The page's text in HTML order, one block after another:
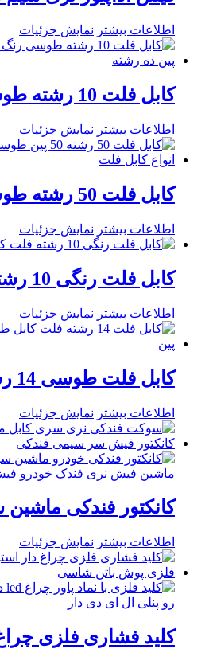
اطلاعات بیشتر نمایش جزئیات
کابل فلت 10 رشته طوسی
اطلاعات بیشتر نمایش جزئیات
کابل فلت 50 رشته طوسی رنگ
اطلاعات بیشتر نمایش جزئیات
کابل فلت رنگی 10 رشته
اطلاعات بیشتر نمایش جزئیات
کابل فلت طوسی 14 رشته
اطلاعات بیشتر نمایش جزئیات
کانکتور فندکی ماشین
اطلاعات بیشتر نمایش جزئیات
کلید فشاری فلزی